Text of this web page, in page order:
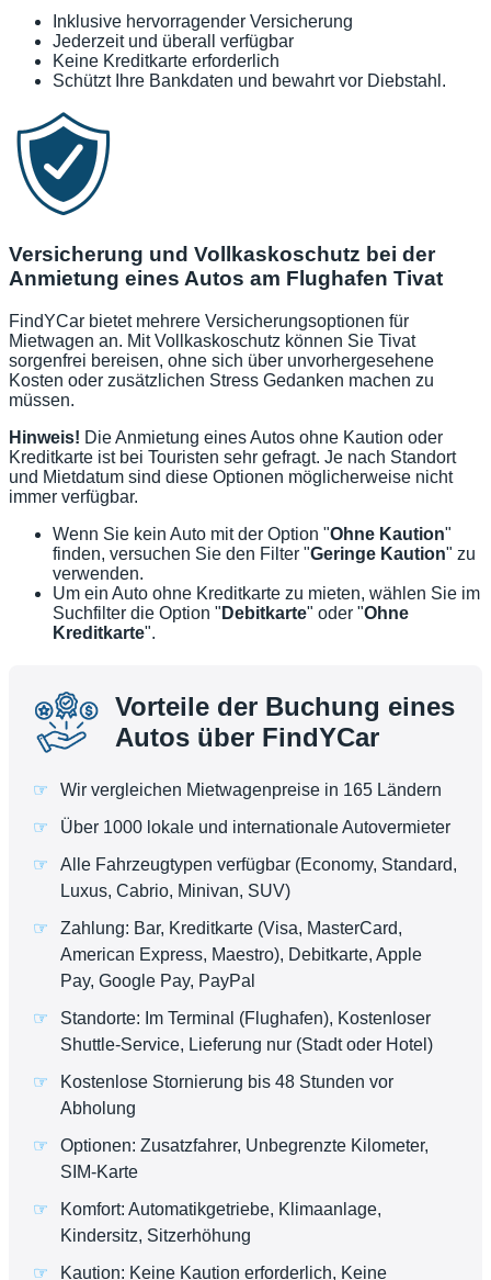
Inklusive hervorragender Versicherung
Jederzeit und überall verfügbar
Keine Kreditkarte erforderlich
Schützt Ihre Bankdaten und bewahrt vor Diebstahl.
Versicherung und Vollkaskoschutz bei der
Anmietung eines Autos am Flughafen Tivat
FindYCar bietet mehrere Versicherungsoptionen für
Mietwagen an. Mit Vollkaskoschutz können Sie Tivat
sorgenfrei bereisen, ohne sich über unvorhergesehene
Kosten oder zusätzlichen Stress Gedanken machen zu
müssen.
Hinweis! Die Anmietung eines Autos ohne Kaution oder
Kreditkarte ist bei Touristen sehr gefragt. Je nach Standort
und Mietdatum sind diese Optionen möglicherweise nicht
immer verfügbar.
Wenn Sie kein Auto mit der Option "Ohne Kaution"
finden, versuchen Sie den Filter "Geringe Kaution" zu
verwenden.
Um ein Auto ohne Kreditkarte zu mieten, wählen Sie im
Suchfilter die Option " Debitkarte" oder "Ohne
Kreditkarte".
Vorteile der Buchung eines
Autos über FindYCar
Wir vergleichen Mietwagenpreise in 165 Ländern
Über 1000 lokale und internationale Autovermieter
Alle Fahrzeugtypen verfügbar (Economy, Standard,
Luxus, Cabrio, Minivan, SUV)
Zahlung: Bar, Kreditkarte (Visa, MasterCard,
American Express, Maestro), Debitkarte, Apple
Pay, Google Pay, PayPal
Standorte: Im Terminal (Flughafen), Kostenloser
Shuttle-Service, Lieferung nur (Stadt oder Hotel)
Kostenlose Stornierung bis 48 Stunden vor
Abholung
Optionen: Zusatzfahrer, Unbegrenzte Kilometer,
SIM-Karte
Komfort: Automatikgetriebe, Klimaanlage,
Kindersitz, Sitzerhöhung
Kaution: Keine Kaution erforderlich, Keine